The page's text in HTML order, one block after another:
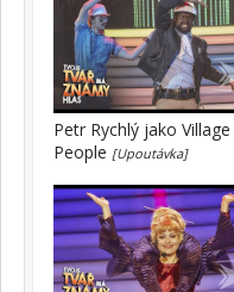
Petr Rychlý jako Village
People [Upoutávka]